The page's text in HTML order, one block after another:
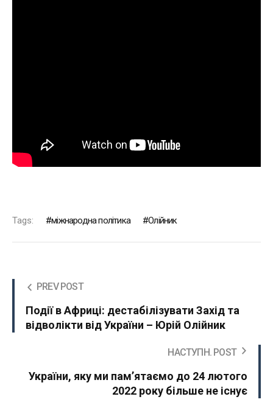
Tags: міжнародна політика Олійник
PREV POST
Події в Африці: дестабілізувати Захід та
відволікти від України – Юрій Олійник
НАСТУПН. POST
України, яку ми памʼятаємо до 24 лютого
2022 року більше не існує